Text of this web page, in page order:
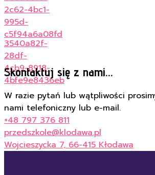
2c62-4bc1-
995d-
c5f94a6a08fd
3540a82f-
28df-
4cb9-8918-
4bfe9e8436eb
Skontaktuj się z nami...
W razie pytań lub wątpliwości
nami telefoniczny lub e-mail.
+48 797 376 811
przedszkole@klodawa.pl
Wojcieszycka 7, 66-415 Kłodawa